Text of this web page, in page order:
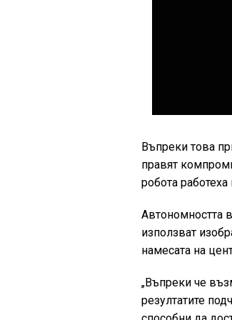
Въпреки това
правят
робота
Автономността
използват
намесата на
„Въпреки че
резултатите